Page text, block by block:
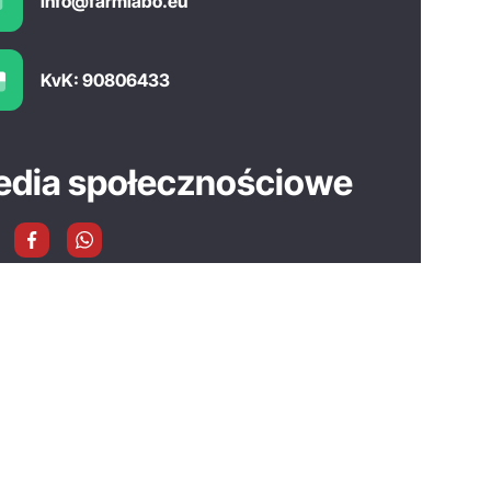
KvK: 90806433
społecznościowe